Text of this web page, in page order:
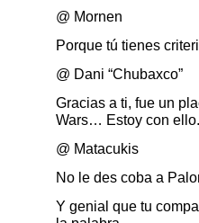
@ Mornen
Porque tú tienes
@ Dani “Chubaxco”
Gracias a ti, fue un
Wars… Estoy con ello.
@ Matacukis
No le des coba a
Y genial que tu